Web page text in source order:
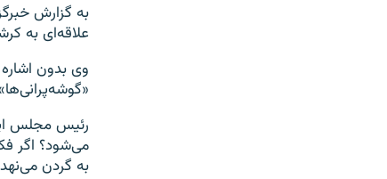
به گزارش
علاقه‌ای به
وی بدون
رئیس مجلس
می‌شود؟ اگر
به گردن